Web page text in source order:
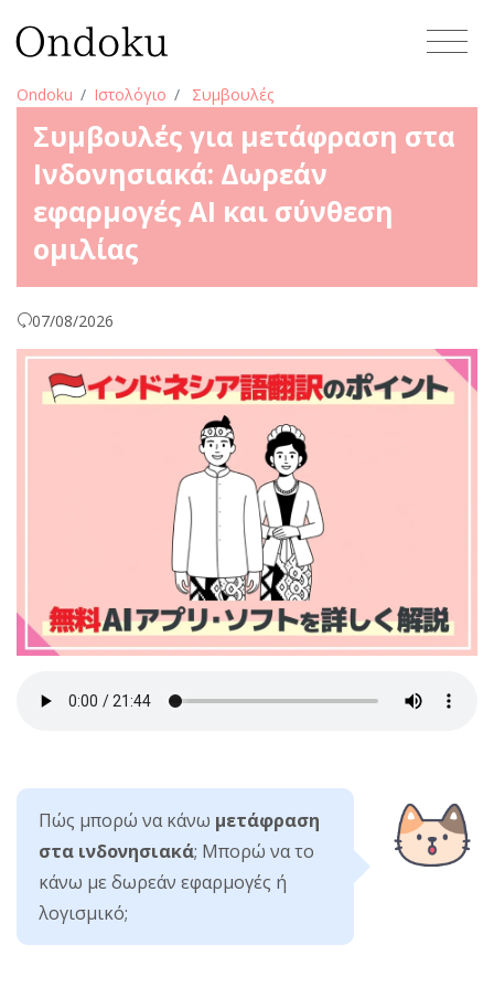
Ondoku Ιστολόγιο Συμβουλές
Συμβουλές για μετάφραση στα
Ινδονησιακά: Δωρεάν
εφαρμογές AI και σύνθεση
ομιλίας
07/08/2026
Πώς μπορώ να κάνω μετάφραση
στα ινδονησιακά; Μπορώ να το
κάνω με δωρεάν εφαρμογές ή
λογισμικό;